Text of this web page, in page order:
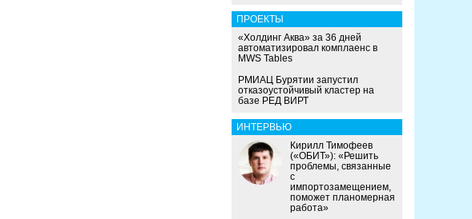
ПРОЕКТЫ
«Холдинг Аква» за 36 дней
автоматизировал комплаенс в
MWS Tables
РМИАЦ Бурятии запустил
отказоустойчивый кластер на
базе РЕД ВИРТ
ИНТЕРВЬЮ
Кирилл Тимофеев
(«ОБИТ»): «Решить
проблемы, связанные
с
импортозамещением,
поможет планомерная
работа»